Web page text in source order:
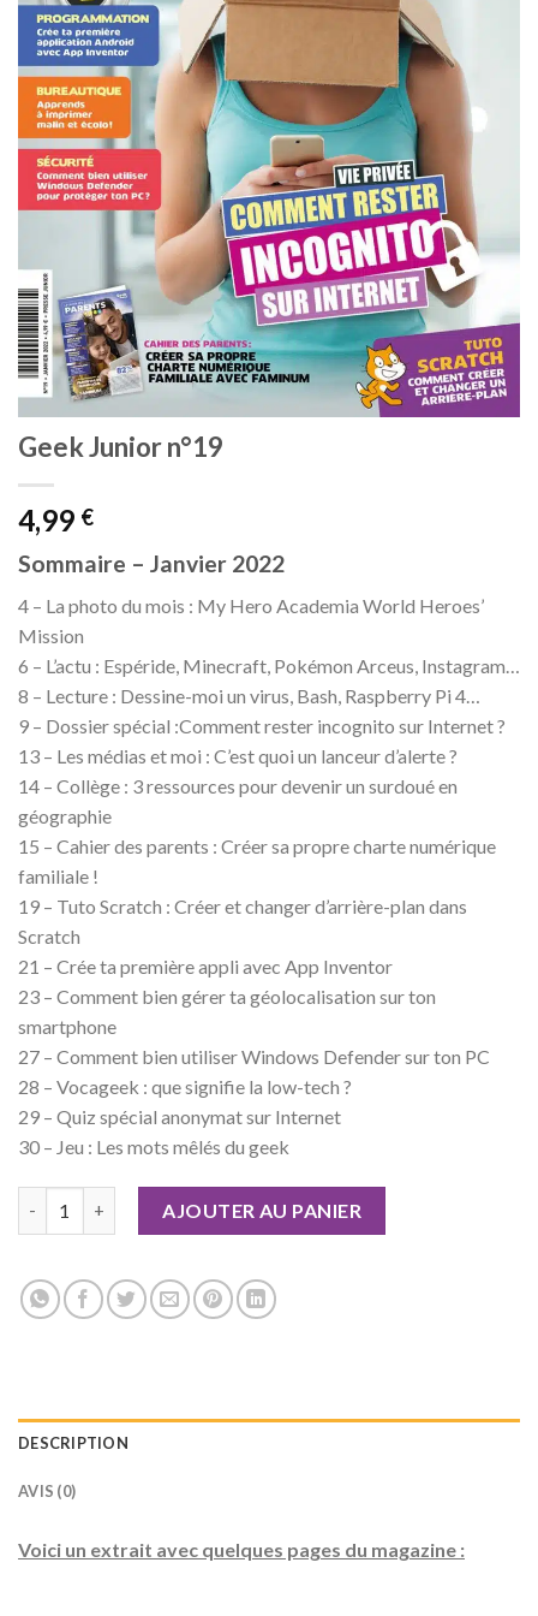
Geek Junior n°19
4,99 €
Sommaire – Janvier 2022
4 – La photo du mois : My Hero Academia World Heroes’
Mission
6 – L’actu : Espéride, Minecraft, Pokémon Arceus, Instagram…
8 – Lecture : Dessine-moi un virus, Bash, Raspberry Pi 4…
9 – Dossier spécial :Comment rester incognito sur Internet ?
13 – Les médias et moi : C’est quoi un lanceur d’alerte ?
14 – Collège : 3 ressources pour devenir un surdoué en
géographie
15 – Cahier des parents : Créer sa propre charte numérique
familiale !
19 – Tuto Scratch : Créer et changer d’arrière-plan dans
Scratch
21 – Crée ta première appli avec App Inventor
23 – Comment bien gérer ta géolocalisation sur ton
smartphone
27 – Comment bien utiliser Windows Defender sur ton PC
28 – Vocageek : que signifie la low-tech ?
29 – Quiz spécial anonymat sur Internet
30 – Jeu : Les mots mêlés du geek
AJOUTER AU PANIER
DESCRIPTION
AVIS (0)
Voici un extrait avec quelques pages du magazine :